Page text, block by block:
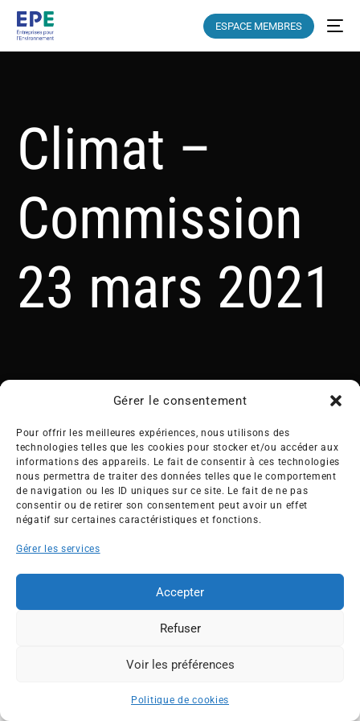
Gérer le consentement
Pour offrir les meilleures expériences, nous utilisons des
technologies telles que les cookies pour stocker et/ou accéder aux
informations des appareils. Le fait de consentir à ces technologies
nous permettra de traiter des données telles que le comportement
de navigation ou les ID uniques sur ce site. Le fait de ne pas
consentir ou de retirer son consentement peut avoir un effet
négatif sur certaines caractéristiques et fonctions.
Gérer les services
Accepter
Refuser
Voir les préférences
Politique de cookies
ESPACE MEMBRES
Climat –
Commission
23 mars 2021
Créée en 1992, l’association française des Entreprises pour
l’Environnement (EPE) rassemble une soixantaine de grandes
entreprises françaises et internationales de tous les secteurs
de l’économie, afin de collaborer à leur transformation face
aux enjeux d’une transition écologique intégrée.
Travaux & Publications
Presse
Contacts
©2026 EPE
ESPACE MEMBRES